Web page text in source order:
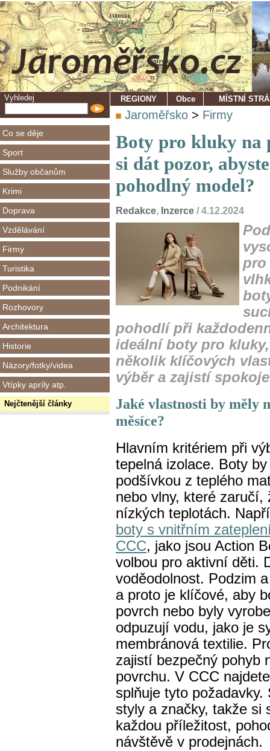
Vyhledej
Co se děje
Sport
Služby občanům
Krimi
Doprava
Vzdělávání
Firmy
Turistika
Podnikání
Rozhovory
Architektura
Historie
Názory/fotky/videa
Vtípky apríly atp.
Nejčtenější články
REGIONY Obce MÍSTNÍ
Jaroměřsko > Firmy
Boty pro kluky na
si dát pozor,
pohodlný model?
Redakce, Inzerce / 4.12.2024
pro
pohodlí při
ideální boty pro
několik klíčových
výběr a zajistí
Jaké vlastnosti by měly
měsíce?
Hlavním kritériem při
tepelná izolace. Boty
podšívkou z teplého
nebo vlny, které zaručí,
nízkých teplotách.
boty s vnitřním
CCC, jako jsou Action
volbou pro aktivní děti.
voděodolnost. Podzim
a proto je klíčové, aby
povrch nebo byly
odpuzují vodu, jako je
membránová textilie.
zajistí bezpečný pohyb
povrchu. V CCC
splňuje tyto
styly a značky, takže si
každou příležitost,
návštěvě v prodejnách.